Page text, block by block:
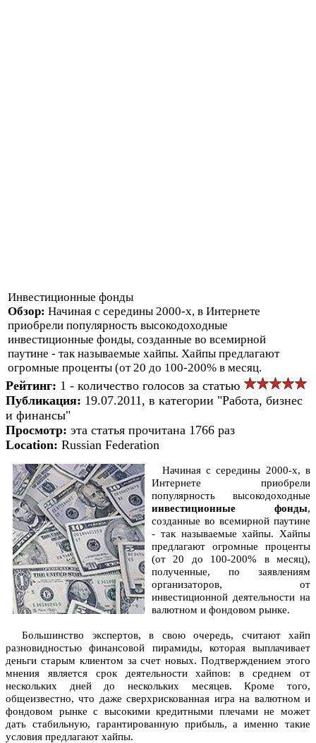
Инвестиционные фонды
Обзор: Начиная с середины 2000-х, в Интернете
приобрели популярность высокодоходные
инвестиционные фонды, созданные во всемирной
паутине - так называемые хайпы. Хайпы предлагают
огромные проценты (от 20 до 100-200% в месяц.
Рейтинг: 1 - количество голосов за статью
Публикация: 19.07.2011, в категории "Работа, бизнес
и финансы"
Просмотр: эта статья прочитана 1766 раз
Location: Russian Federation
Начиная с середины 2000-х, в
Интернете приобрели
популярность высокодоходные
инвестиционные фонды,
созданные во всемирной паутине
- так называемые хайпы. Хайпы
предлагают огромные проценты
(от 20 до 100-200% в месяц),
полученные, по заявлениям
организаторов, от
инвестиционной деятельности на
валютном и фондовом рынке.
Большинство экспертов, в свою очередь, считают хайп
разновидностью финансовой пирамиды, которая выплачивает
деньги старым клиентом за счет новых. Подтверждением этого
мнения является срок деятельности хайпов: в среднем от
нескольких дней до нескольких месяцев. Кроме того,
общеизвестно, что даже сверхрискованная игра на валютном и
фондовом рынке с высокими кредитными плечами не может
дать стабильную, гарантированную прибыль, а именно такие
условия предлагают хайпы.